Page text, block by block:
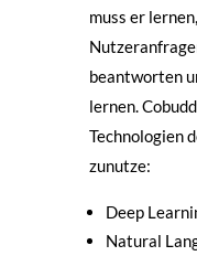
muss er
beantworten
lernen.
Technologien
zunutze:
Deep
Natural